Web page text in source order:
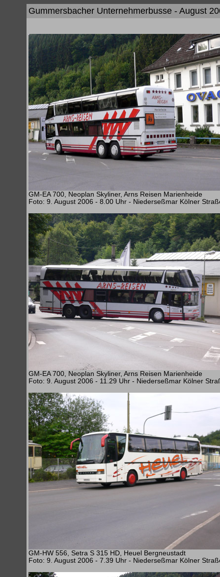
Gummersbacher Unternehmerbusse - August
GM-EA 700, Neoplan Skyliner, Arns Reisen Marienheide
Foto: 9. August 2006 - 8.00 Uhr - Niederseßmar Kölner
GM-EA 700, Neoplan Skyliner, Arns Reisen Marienheide
Foto: 9. August 2006 - 11.29 Uhr - Niederseßmar Kölner
GM-HW 556, Setra S 315 HD, Heuel Bergneustadt
Foto: 9. August 2006 - 7.39 Uhr - Niederseßmar Kölner